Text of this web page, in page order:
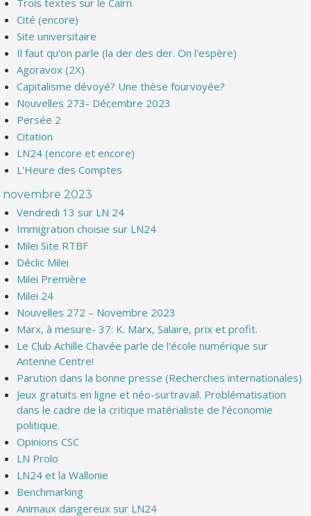
Trois textes sur le Cairn
Cité (encore)
Site universitaire
Il faut qu'on parle (la der des der. On l'espère)
Agoravox (2X)
Capitalisme dévoyé? Une thèse fourvoyée?
Nouvelles 273- Décembre 2023
Persée 2
Citation
LN24 (encore et encore)
L'Heure des Comptes
novembre 2023
Vendredi 13 sur LN 24
Immigration choisie sur LN24
Milei Site RTBF
Déclic Milei
Milei Première
Milei 24
Nouvelles 272 – Novembre 2023
Marx, à mesure- 37: K. Marx, Salaire, prix et profit.
Le Club Achille Chavée parle de l'école numérique sur
Antenne Centre!
Parution dans la bonne presse (Recherches internationales)
Jeux gratuits en ligne et néo-surtravail. Problématisation
dans le cadre de la critique matérialiste de l’économie
politique.
Opinions CSC
LN Prolo
LN24 et la Wallonie
Benchmarking
Animaux dangereux sur LN24